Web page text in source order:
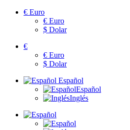
€ Euro
€ Euro
$ Dolar
€
€ Euro
$ Dolar
Español
Español
Inglés